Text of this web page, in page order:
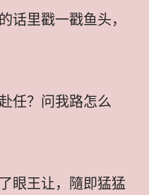
话里戳一戳鱼头，
任？问我路怎么
眼王让，隨即猛猛